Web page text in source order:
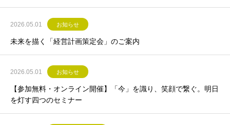
2026.05.01 お知らせ
未来を描く「経営計画策定会」のご案内
2026.05.01 お知らせ
【参加無料・オンライン開催】「今」を識り、笑顔で繋ぐ。明日
を灯す四つのセミナー